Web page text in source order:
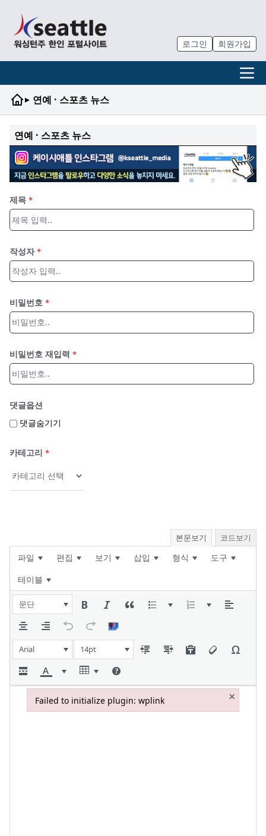
로그인 회원가입
▸ 연예 · 스포츠 뉴스
연예 · 스포츠 뉴스
제목 *
작성자 *
비밀번호 *
비밀번호 재입력 *
댓글옵션
댓글숨기기
카테고리 *
본문보기 코드보기
파일 편집 보기 삽입 형식
도구
테이블
문단
Arial 14pt
Failed to initialize plugin: wplink ×
Failed to initialize plugin: wplink